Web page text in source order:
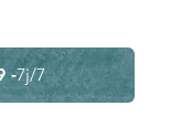
-7j/7